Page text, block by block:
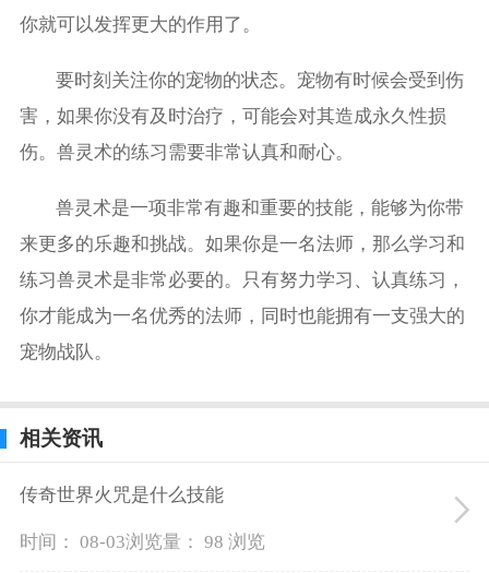
你就可以发挥更大的作用了。
要时刻关注你的宠物的状态。宠物有时候会受到伤
害，如果你没有及时治疗，可能会对其造成永久性损
伤。兽灵术的练习需要非常认真和耐心。
兽灵术是一项非常有趣和重要的技能，能够为你带
来更多的乐趣和挑战。如果你是一名法师，那么学习和
练习兽灵术是非常必要的。只有努力学习、认真练习，
你才能成为一名优秀的法师，同时也能拥有一支强大的
宠物战队。
相关资讯
传奇世界火咒是什么技能
时间： 08-03浏览量： 98 浏览